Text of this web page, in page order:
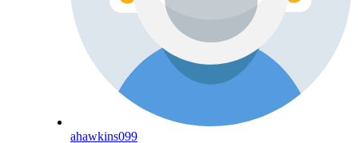
ahawkins099